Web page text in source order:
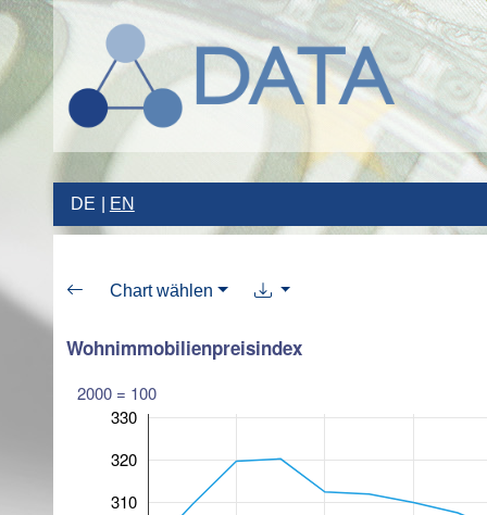
DE EN
Chart wählen
Wohnimmobilienpreisindex
2000 = 100
310
320
330